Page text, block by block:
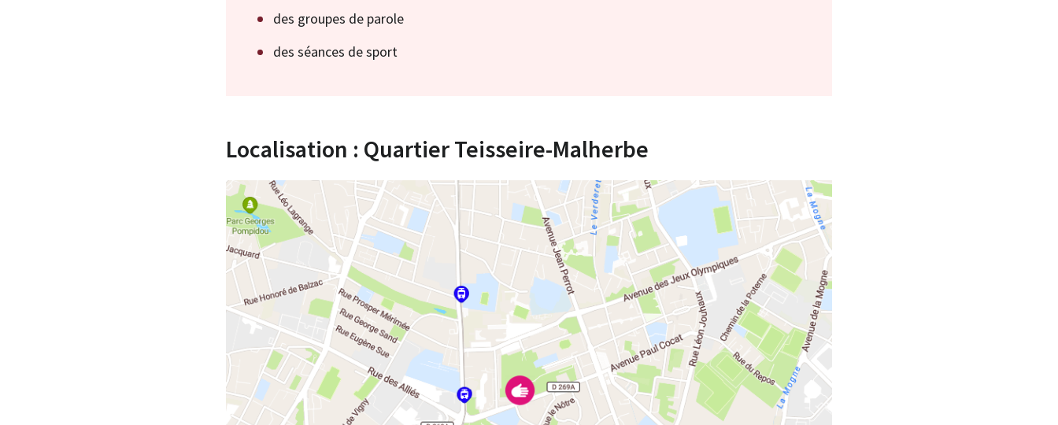
des groupes de parole
des séances de sport
Localisation : Quartier Teisseire-Malherbe